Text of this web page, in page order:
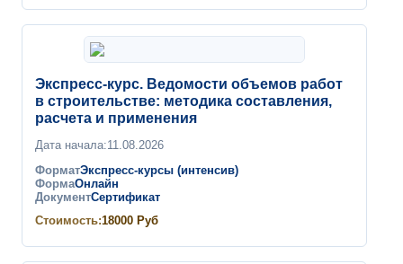
Экспресс-курс. Ведомости объемов работ
в строительстве: методика составления,
расчета и применения
Дата начала:11.08.2026
ФорматЭкспресс-курсы (интенсив)
ФормаОнлайн
ДокументСертификат
Стоимость:18000 Руб